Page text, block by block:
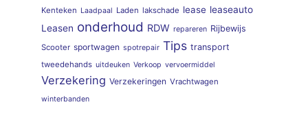
Kenteken Laadpaal Laden lakschade lease leaseauto
Leasen onderhoud RDW repareren Rijbewijs
Scooter sportwagen spotrepair Tips transport
tweedehands uitdeuken Verkoop vervoermiddel
Verzekering Verzekeringen Vrachtwagen
winterbanden